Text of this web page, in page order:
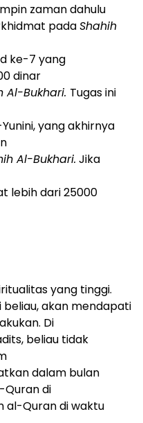
zaman dahulu
padaShahih
ke-7 yang
dinar
Al-Bukhari. Tugas ini
yang akhirnya
Al-Bukhari. Jika
lebih dari 25000
yang tinggi.
beliau, akan mendapati
Di
beliau tidak
dalam bulan
Quran di
al-Quran di waktu